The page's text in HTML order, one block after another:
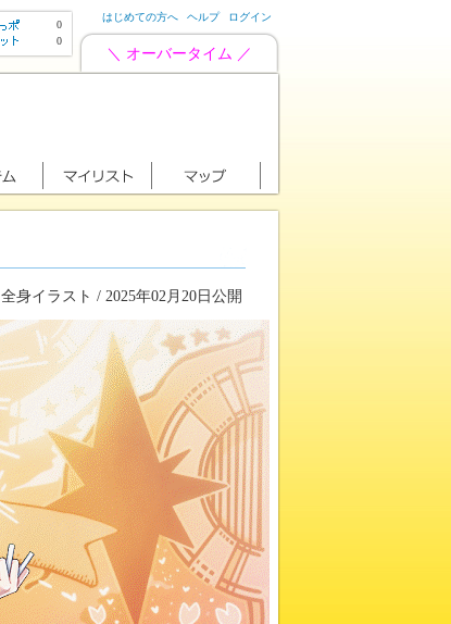
0
0
はじめての方へ ヘルプ ログイン
＼ オーバータイム ／
全身イラスト / 2025年02月20日公開